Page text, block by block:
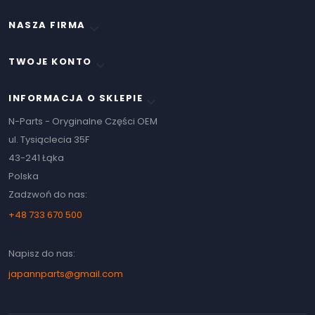
NASZA FIRMA
TWOJE KONTO
INFORMACJA O SKLEPIE
N-Parts - Oryginalne Części OEM
ul. Tysiąclecia 35F
43-241 Łąka
Polska
Zadzwoń do nas:
+48 733 670 500
Napisz do nas:
japannparts@gmail.com